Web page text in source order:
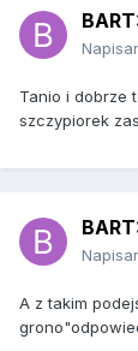
Tanio i dobrze
szczypiorek
A z takim